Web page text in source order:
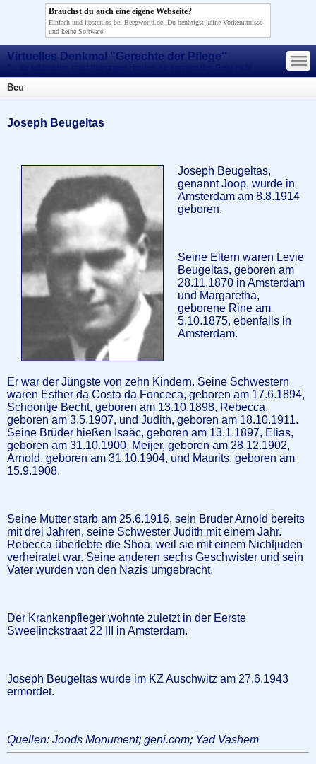
Brauchst du auch eine eigene Webseite?
Einfach und kostenlos bei Beepworld.de. Du benötigst keine Vorkenntnisse
und keine Software!
Virtuelles Denkmal "Gerechte der Pflege"
morden!"
—
—
—
Beu
Joseph Beugeltas
Joseph Beugeltas,
genannt Joop, wurde in
Amsterdam am 8.8.1914
geboren.
Seine Eltern waren Levie
Beugeltas, geboren am
28.11.1870 in Amsterdam
und Margaretha,
geborene Rine am
5.10.1875, ebenfalls in
Amsterdam.
Er war der Jüngste von zehn Kindern. Seine Schwestern
waren Esther da Costa da Fonceca, geboren am 17.6.1894,
Schoontje Becht, geboren am 13.10.1898, Rebecca,
geboren am 3.5.1907, und Judith, geboren am 18.10.1911.
Seine Brüder hießen Isaäc, geboren am 13.1.1897, Elias,
geboren am 31.10.1900, Meijer, geboren am 28.12.1902,
Arnold, geboren am 31.10.1904, und Maurits, geboren am
15.9.1908.
Seine Mutter starb am 25.6.1916, sein Bruder Arnold bereits
mit drei Jahren, seine Schwester Judith mit einem Jahr.
Rebecca überlebte die Shoa, weil sie mit einem Nichtjuden
verheiratet war. Seine anderen sechs Geschwister und sein
Vater wurden von den Nazis umgebracht.
Der Krankenpfleger wohnte zuletzt in der Eerste
Sweelinckstraat 22 III in Amsterdam.
Joseph Beugeltas wurde im KZ Auschwitz am 27.6.1943
ermordet.
Quellen: Joods Monument; geni.com; Yad Vashem